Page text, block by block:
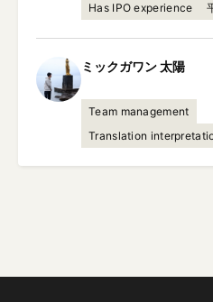
Has IPO experience
ミックガワン太陽
Team management
Translation